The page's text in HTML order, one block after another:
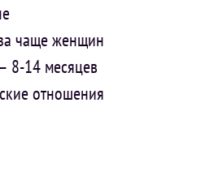
чаще женщин
8-14 месяцев
отношения